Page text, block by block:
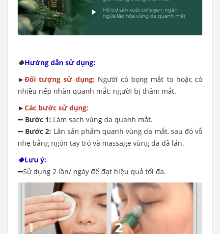
🍀Hướng dẫn sử dụng:
►Đối tượng sử dụng: Người có bọng mắt to hoặc có
nhiều nếp nhăn quanh mắt; người bị thâm mắt.
►Các bước sử dụng:
➖ Bước 1: Làm sạch vùng da quanh mắt.
➖ Bước 2: Lăn sản phẩm quanh vùng da mắt, sau đó vỗ
nhẹ bằng ngón tay trỏ và massage vùng da đã lăn.
🍀Lưu ý:
➖Sử dụng 2 lần/ ngày để đạt hiệu quả tối đa.